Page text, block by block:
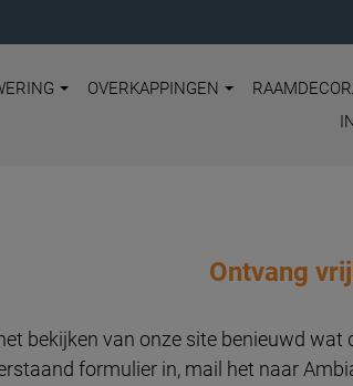
OVERKAPPINGEN
Ontvang
bekijken van onze site benieuwd
formulier in, mail het naar